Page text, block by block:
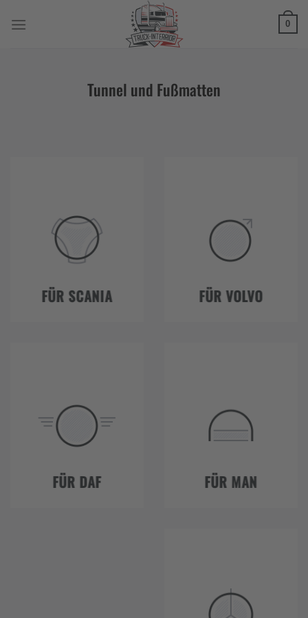
Inhalt
0
Tunnel und Fußmatten
FÜR SCANIA FÜR VOLVO
FÜR DAF FÜR MAN